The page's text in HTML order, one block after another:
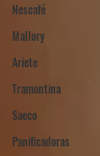
Nescafé
Mallory
Ariete
Tramontina
Saeco
Panificadoras